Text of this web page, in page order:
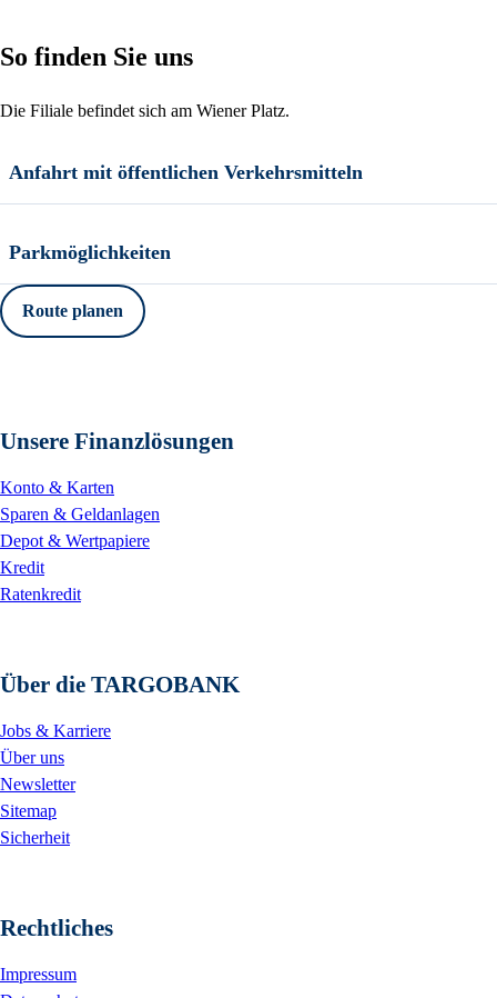
So finden Sie uns
Die Filiale befindet sich am Wiener Platz.
Anfahrt mit öffentlichen Verkehrsmitteln
Parkmöglichkeiten
Route planen
Unsere Finanzlösungen
Konto & Karten
Sparen & Geldanlagen
Depot & Wertpapiere
Kredit
Ratenkredit
Über die TARGOBANK
Jobs & Karriere
Über uns
Newsletter
Sitemap
Sicherheit
Rechtliches
Impressum